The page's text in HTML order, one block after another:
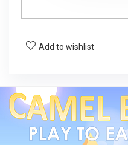
Add to wishlist